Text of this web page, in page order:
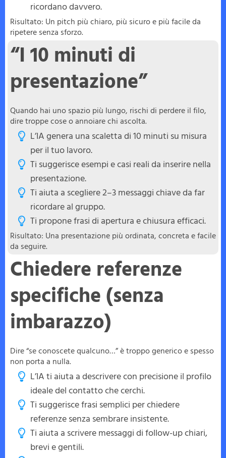
ricordano davvero.
Risultato: Un pitch più chiaro, più sicuro e più facile da
ripetere senza sforzo.
“I 10 minuti di
presentazione”
Quando hai uno spazio più lungo, rischi di perdere il filo,
dire troppe cose o annoiare chi ascolta.
L’IA genera una scaletta di 10 minuti su misura
per il tuo lavoro.
Ti suggerisce esempi e casi reali da inserire nella
presentazione.
Ti aiuta a scegliere 2–3 messaggi chiave da far
ricordare al gruppo.
Ti propone frasi di apertura e chiusura efficaci.
Risultato: Una presentazione più ordinata, concreta e facile
da seguire.
Chiedere referenze
specifiche (senza
imbarazzo)
Dire “se conoscete qualcuno…” è troppo generico e spesso
non porta a nulla.
L’IA ti aiuta a descrivere con precisione il profilo
ideale del contatto che cerchi.
Ti suggerisce frasi semplici per chiedere
referenze senza sembrare insistente.
Ti aiuta a scrivere messaggi di follow-up chiari,
brevi e gentili.